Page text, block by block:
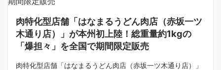
肉特化型店舗「はなまるうどん肉店（赤坂一ツ
木通り店）」が本州初上陸！総重量約1kgの
「爆担々」を全国で期間限定販売
肉特化型店舗「はなまるうどん肉店（赤坂一ツ木通り店）」